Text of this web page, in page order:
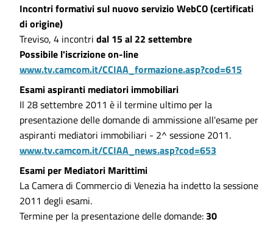
Incontri formativi sul nuovo servizio WebCO (certificati
di origine)
Treviso, 4 incontri dal 15 al 22 settembre
Possibile l'iscrizione on-line
www.tv.camcom.it/CCIAA_formazione.asp?cod=615
Esami aspiranti mediatori immobiliari
Il 28 settembre 2011 è il termine ultimo per la
presentazione delle domande di ammissione all'esame per
aspiranti mediatori immobiliari - 2^ sessione 2011.
www.tv.camcom.it/CCIAA_news.asp?cod=653
Esami per Mediatori Marittimi
La Camera di Commercio di Venezia ha indetto la sessione
2011 degli esami.
Termine per la presentazione delle domande: 30